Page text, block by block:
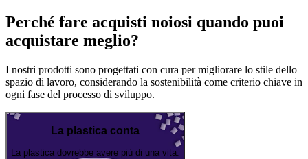
Perché fare acquisti noiosi quando puoi
acquistare meglio?
I nostri prodotti sono progettati con cura per migliorare lo stile dello
spazio di lavoro, considerando la sostenibilità come criterio chiave in
ogni fase del processo di sviluppo.
La plastica conta
La plastica dovrebbe avere più di una vita.